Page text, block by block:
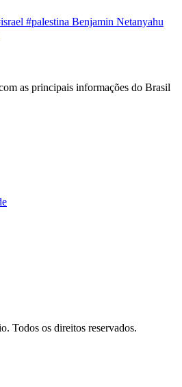
#palestina Benjamin Netanyahu
as principais informações do Brasil
Todos os direitos reservados.